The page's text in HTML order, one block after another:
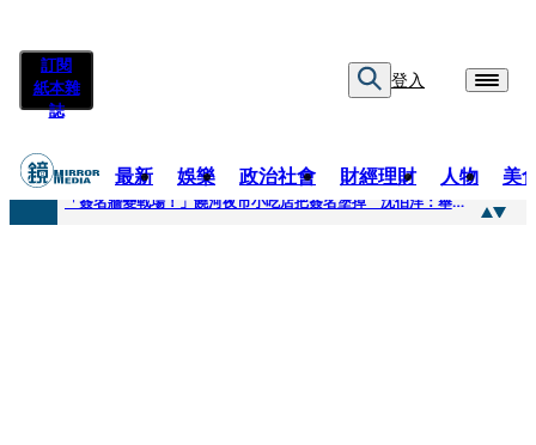
訂閱
紙本雜
誌
登入
最新 娛樂 政治社會 財經理財 人物 美
快訊
「簽名牆變戰場！」饒河夜市小吃店把簽名塗掉 沈伯洋：舉雙手贊成